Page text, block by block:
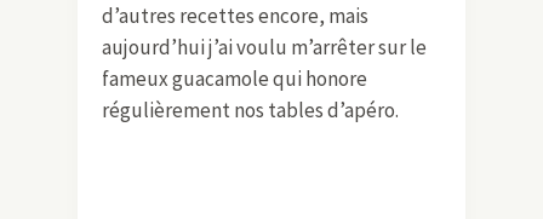
d’autres recettes encore, mais
aujourd’hui j’ai voulu m’arrêter sur le
fameux guacamole qui honore
régulièrement nos tables d’apéro.